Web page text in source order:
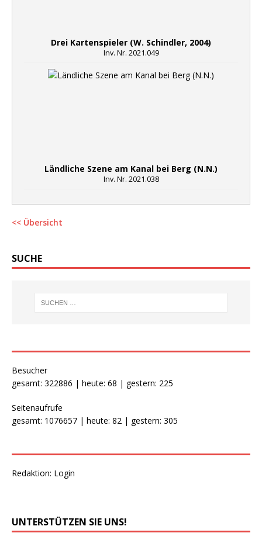
Drei Kartenspieler (W. Schindler, 2004)
Inv. Nr. 2021.049
Ländliche Szene am Kanal bei Berg (N.N.)
Inv. Nr. 2021.038
<< Übersicht
SUCHE
Besucher
gesamt: 322886 | heute: 68 | gestern: 225
Seitenaufrufe
gesamt: 1076657 | heute: 82 | gestern: 305
Redaktion: Login
UNTERSTÜTZEN SIE UNS!